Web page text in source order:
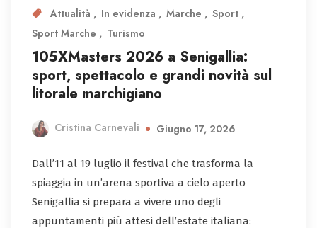
Attualità In evidenza Marche
Sport
Sport Marche
Turismo
105XMasters 2026 a Senigallia:
sport, spettacolo e grandi novità sul
litorale marchigiano
Cristina Carnevali Giugno 17, 2026
Dall’11 al 19 luglio il festival che trasforma la
spiaggia in un’arena sportiva a cielo aperto
Senigallia si prepara a vivere uno degli
appuntamenti più attesi dell’estate italiana: